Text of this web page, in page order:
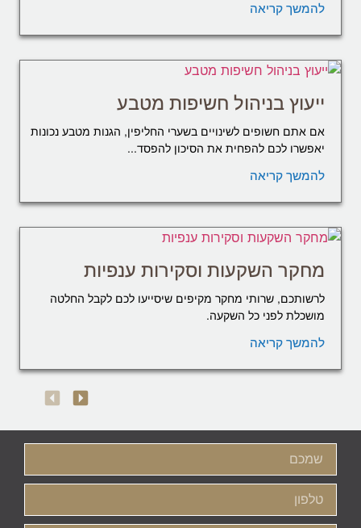
להמשך קריאה
ייעוץ בניהול חשיפות מטבע
אם אתם חשופים לשינויים בשערי החליפין, הגנות מטבע נכונות
יאפשרו לכם להפחית את הסיכון להפסד...
להמשך קריאה
מחקר השקעות וסקירות ענפיות
לרשותכם, שרותי מחקר מקיפים שיסייעו לכם לקבל החלטה
מושכלת לפני כל השקעה.
להמשך קריאה